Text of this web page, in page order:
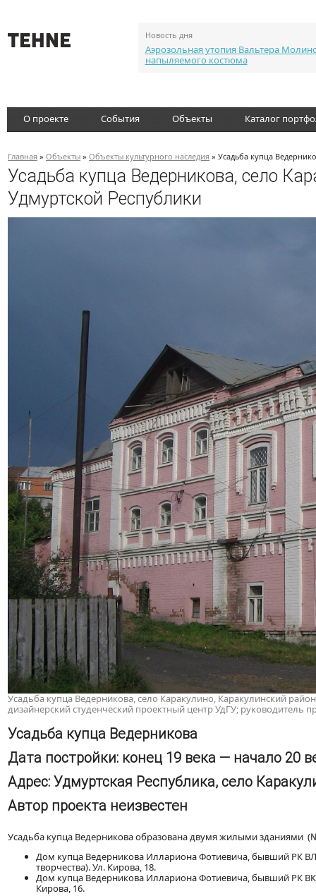
Новость дня
Аэрозольная утопия Вальтера
напыляемого костюма
О проекте События Объекты Каталог
Главная » Объекты » Объекты культурного наследия » Усадьба купца
Усадьба купца Ведерникова, село
Удмуртской Республики
Усадьба купца Ведерникова, село Каракулино, Каракулинский
дизайнерский студенческий проектный центр УдГУ;
Усадьба купца Ведерникова
Дата постройки: конец 19 века — начало 20
Адрес: Удмуртская Республика, село
Автор проекта неизвестен
Усадьба купца Ведерникова образована двумя жилыми зданиями
Дом купца Ведерникова Иллариона Фотиевича, бывший РК
творчества). Ул. Кирова, 18.
Дом купца Ведерникова Иллариона Фотиевича, бывший РК
Кирова, 16.